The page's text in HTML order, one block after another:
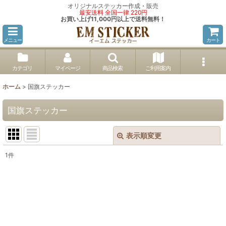
オリジナルステッカー作成・販売
最安送料 全国一律 220円
お買い上げ11,000円以上で送料無料！
メニュー カート
カテゴリ マイページ 商品検索 ご利用案内
ホーム > 国旗ステッカー
国旗ステッカー
表示順変更
1件